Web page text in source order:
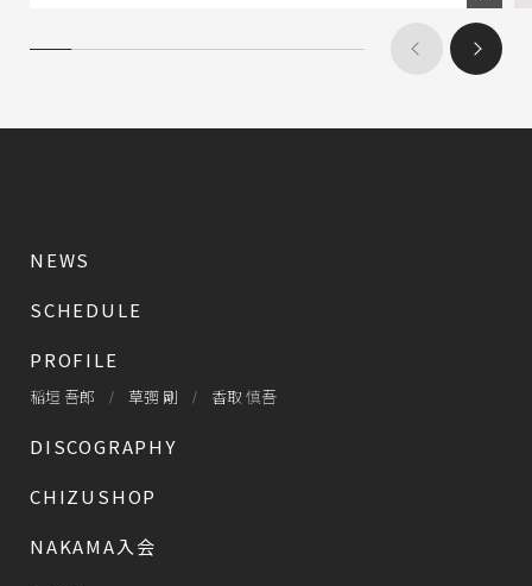
NEWS
SCHEDULE
PROFILE
稲垣 吾郎 草彅 剛 香取 慎吾
DISCOGRAPHY
CHIZUSHOP
NAKAMA入会